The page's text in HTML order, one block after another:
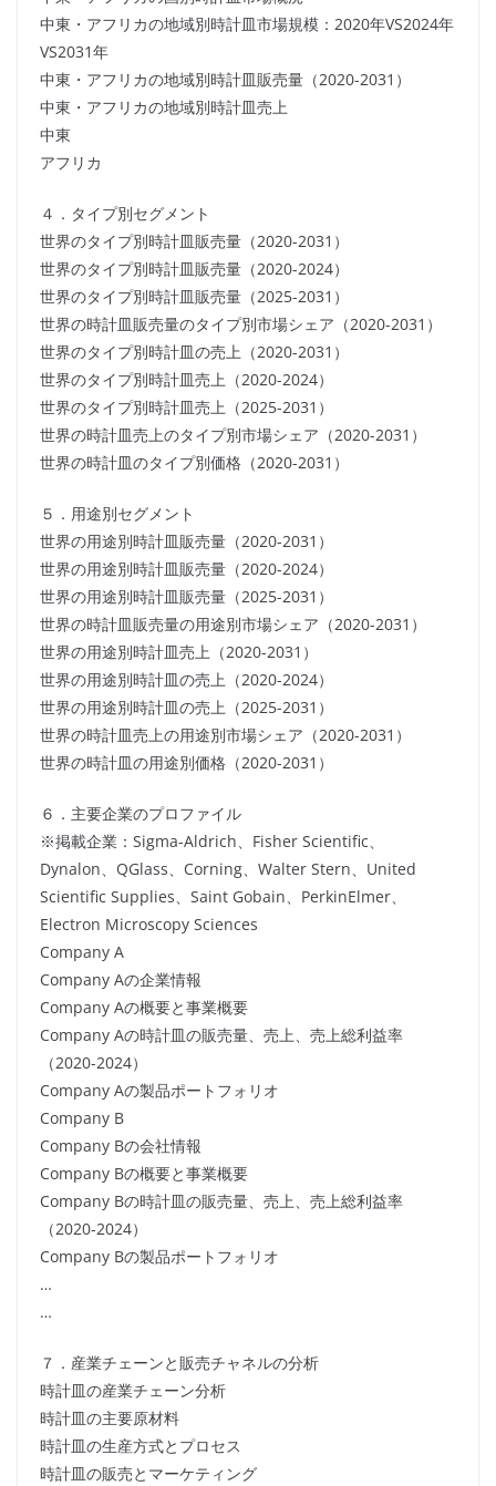
中東・アフリカの地域別時計皿市場規模：2020年VS2024年
VS2031年
中東・アフリカの地域別時計皿販売量（2020-2031）
中東・アフリカの地域別時計皿売上
中東
アフリカ
４．タイプ別セグメント
世界のタイプ別時計皿販売量（2020-2031）
世界のタイプ別時計皿販売量（2020-2024）
世界のタイプ別時計皿販売量（2025-2031）
世界の時計皿販売量のタイプ別市場シェア（2020-2031）
世界のタイプ別時計皿の売上（2020-2031）
世界のタイプ別時計皿売上（2020-2024）
世界のタイプ別時計皿売上（2025-2031）
世界の時計皿売上のタイプ別市場シェア（2020-2031）
世界の時計皿のタイプ別価格（2020-2031）
５．用途別セグメント
世界の用途別時計皿販売量（2020-2031）
世界の用途別時計皿販売量（2020-2024）
世界の用途別時計皿販売量（2025-2031）
世界の時計皿販売量の用途別市場シェア（2020-2031）
世界の用途別時計皿売上（2020-2031）
世界の用途別時計皿の売上（2020-2024）
世界の用途別時計皿の売上（2025-2031）
世界の時計皿売上の用途別市場シェア（2020-2031）
世界の時計皿の用途別価格（2020-2031）
６．主要企業のプロファイル
※掲載企業：Sigma-Aldrich、Fisher Scientific、
Dynalon、QGlass、Corning、Walter Stern、United
Scientific Supplies、Saint Gobain、PerkinElmer、
Electron Microscopy Sciences
Company A
Company Aの企業情報
Company Aの概要と事業概要
Company Aの時計皿の販売量、売上、売上総利益率
（2020-2024）
Company Aの製品ポートフォリオ
Company B
Company Bの会社情報
Company Bの概要と事業概要
Company Bの時計皿の販売量、売上、売上総利益率
（2020-2024）
Company Bの製品ポートフォリオ
…
…
７．産業チェーンと販売チャネルの分析
時計皿の産業チェーン分析
時計皿の主要原材料
時計皿の生産方式とプロセス
時計皿の販売とマーケティング